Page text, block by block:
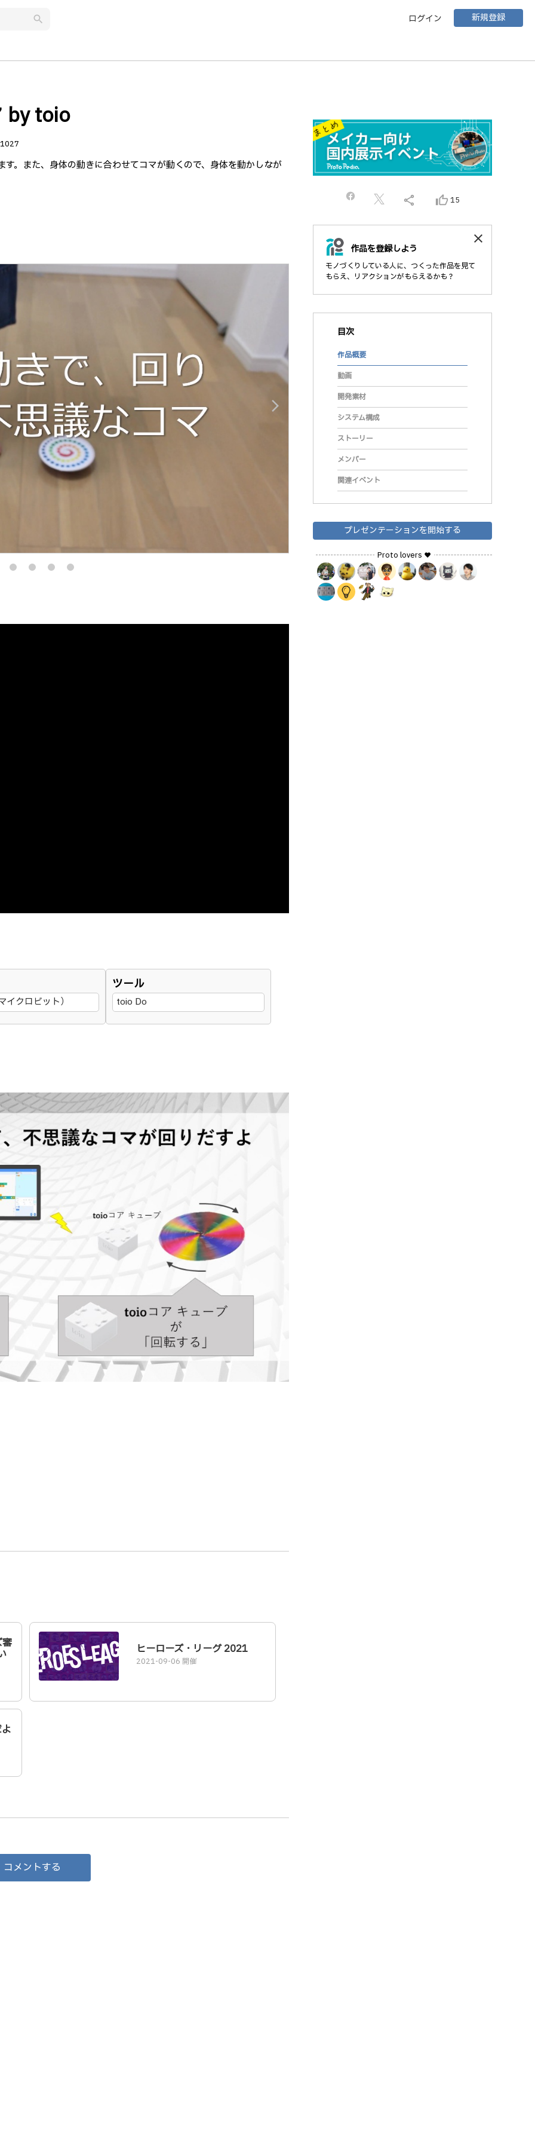
search ログイン 新規登録
by toio
1027
。また、身体の動きに合わせてコマが動くので、身体を動かしなが
arrow_forward_ios
クロビット）
ツール
toio Do
ヒーローズ・リーグ 2021
2021-09-06 開催
コメントする
share thumb_up_alt 15
作品を登録しよう
モノづくりしている人に、つくった作品を見て
もらえ、リアクションがもらえるかも？
close
目次
作品概要
動画
開発素材
システム構成
ストーリー
メンバー
関連イベント
プレゼンテーションを開始する
Proto lovers ♥